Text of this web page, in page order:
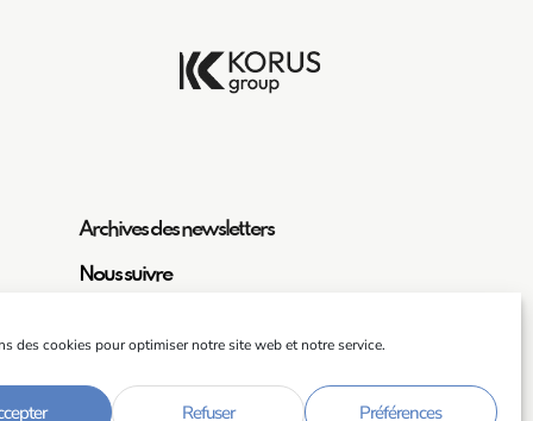
des cookies pour optimiser notre site web et notre service.
Refuser Préférences
Archives des newsletters
Nous suivre